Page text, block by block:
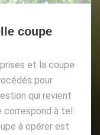
coupe
et la coupe
pour
qui revient
correspond à tel
à opérer est